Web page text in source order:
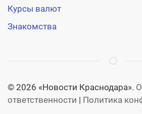
Курсы валют
Знакомства
© 2026 «Новости Краснодара».
ответственности | Политика